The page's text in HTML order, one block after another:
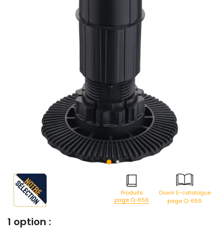
Produits
page Q-656
Ouvrir E-catalogue
page Q-656
1 option :